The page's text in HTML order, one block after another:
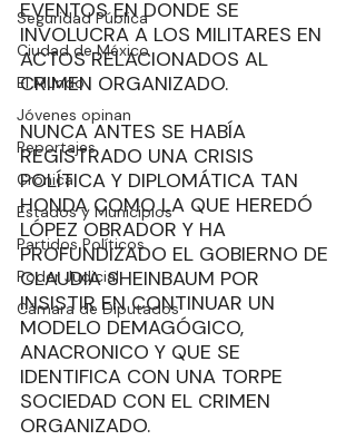
Seguridad Pública
Ciudad de México
El Mundo
Jóvenes opinan
Reportajes
Crónica
Estados y Municipios
Partidos Políticos
Poder Judicial
Cámara de Diputados
EVENTOS EN DONDE SE
INVOLUCRA A LOS MILITARES EN
ACTOS RELACIONADOS AL
CRIMEN ORGANIZADO.
NUNCA ANTES SE HABÍA
REGISTRADO UNA CRISIS
POLÍTICA Y DIPLOMÁTICA TAN
HONDA COMO LA QUE HEREDÓ
LÓPEZ OBRADOR Y HA
PROFUNDIZADO EL GOBIERNO DE
CLAUDIA SHEINBAUM POR
INSISTIR EN CONTINUAR UN
MODELO DEMAGÓGICO,
ANACRONICO Y QUE SE
IDENTIFICA CON UNA TORPE
SOCIEDAD CON EL CRIMEN
ORGANIZADO.